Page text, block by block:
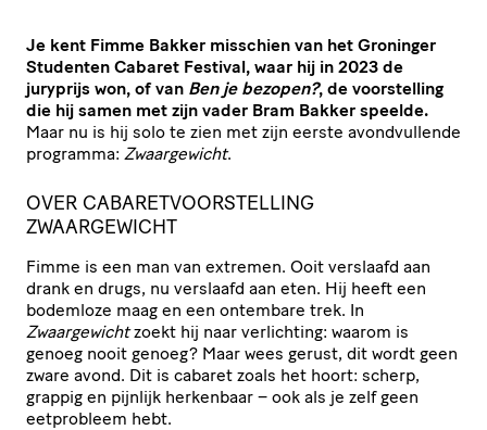
Je kent Fimme Bakker misschien van het Groninger
Studenten Cabaret Festival, waar hij in 2023 de
juryprijs won, of van Ben je bezopen?, de voorstelling
die hij samen met zijn vader Bram Bakker speelde.
Maar nu is hij solo te zien met zijn eerste avondvullende
programma: Zwaargewicht.
OVER CABARETVOORSTELLING
ZWAARGEWICHT
Fimme is een man van extremen. Ooit verslaafd aan
drank en drugs, nu verslaafd aan eten. Hij heeft een
bodemloze maag en een ontembare trek. In
Zwaargewichtzoekt hij naar verlichting: waarom is
genoeg nooit genoeg? Maar wees gerust, dit wordt geen
zware avond. Dit is cabaret zoals het hoort: scherp,
grappig en pijnlijk herkenbaar – ook als je zelf geen
eetprobleem hebt.